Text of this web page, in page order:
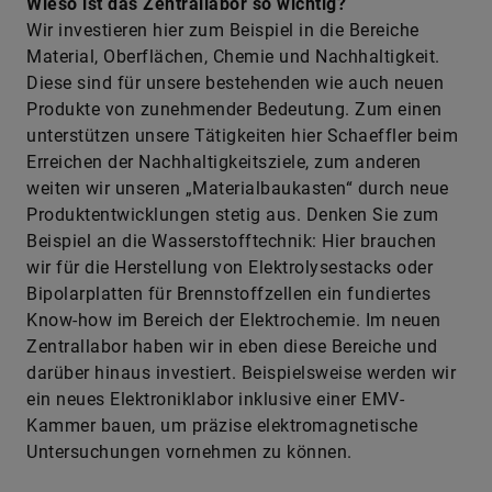
Wir investieren hier zum Beispiel in die Bereiche
Material, Oberflächen, Chemie und Nachhaltigkeit.
Diese sind für unsere bestehenden wie auch neuen
Produkte von zunehmender Bedeutung. Zum einen
unterstützen unsere Tätigkeiten hier Schaeffler beim
Erreichen der Nachhaltigkeitsziele, zum anderen
weiten wir unseren „Materialbaukasten“ durch neue
Produktentwicklungen stetig aus. Denken Sie zum
Beispiel an die Wasserstofftechnik: Hier brauchen
wir für die Herstellung von Elektrolysestacks oder
Bipolarplatten für Brennstoffzellen ein fundiertes
Know-how im Bereich der Elektrochemie. Im neuen
Zentrallabor haben wir in eben diese Bereiche und
darüber hinaus investiert. Beispielsweise werden wir
ein neues Elektroniklabor inklusive einer EMV-
Kammer bauen, um präzise elektromagnetische
Untersuchungen vornehmen zu können.